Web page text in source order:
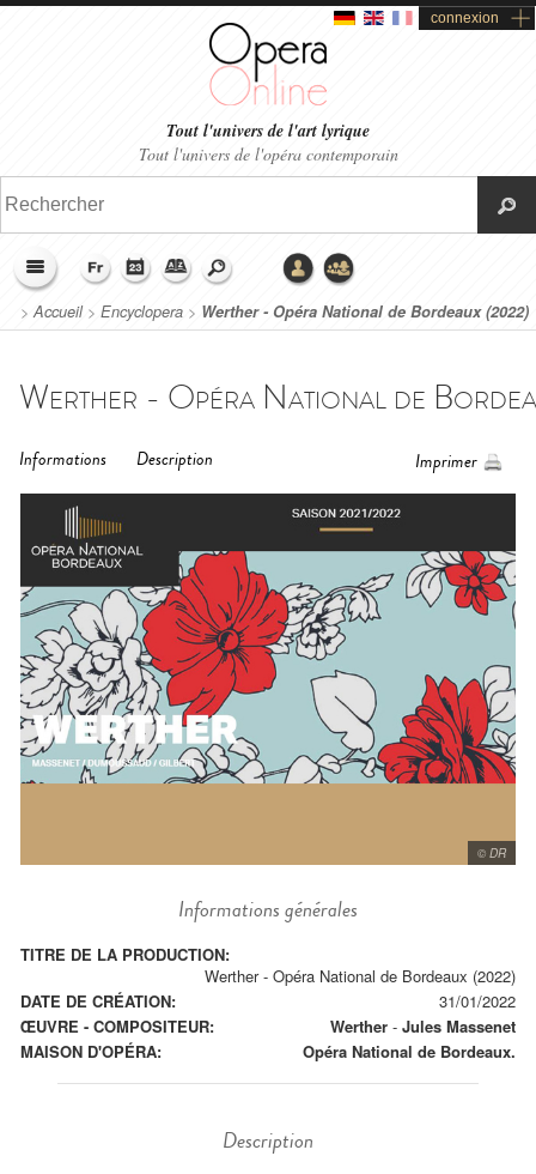
connexion
Tout l'univers de l'art lyrique
Tout l'univers de l'opéra contemporain
>Accueil> Encyclopera > Werther - Opéra National de Bordeaux (2022)
Informations Description Imprimer
© DR
Informations générales
TITRE DE LA PRODUCTION:
Werther - Opéra National de Bordeaux (2022)
DATE DE CRÉATION:
31/01/2022
ŒUVRE - COMPOSITEUR:
Werther - Jules Massenet
MAISON D'OPÉRA:
Opéra National de Bordeaux.
Description